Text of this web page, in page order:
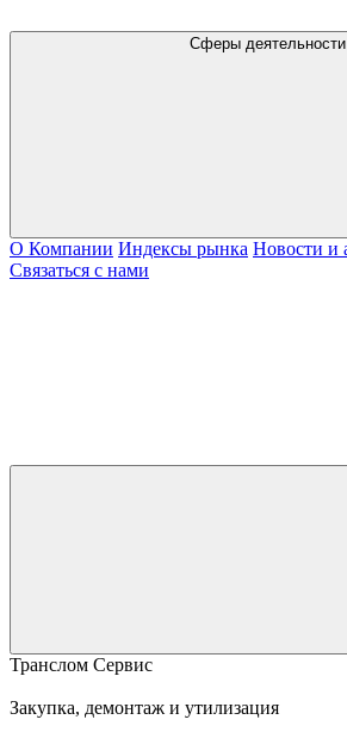
Сферы деятельности
О Компании Индексы рынка Новости и
Связаться с нами
Транслом Сервис
Закупка, демонтаж и утилизация